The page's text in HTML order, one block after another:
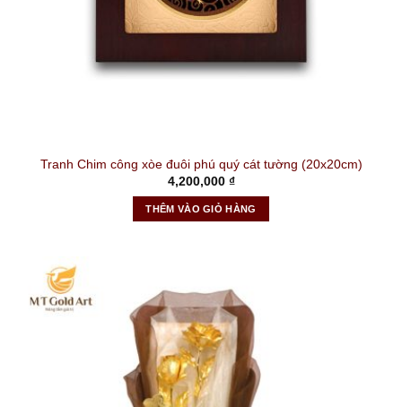
Tranh Chim công xòe đuôi phú quý cát tường (20x20cm)
4,200,000 ₫
THÊM VÀO GIỎ HÀNG